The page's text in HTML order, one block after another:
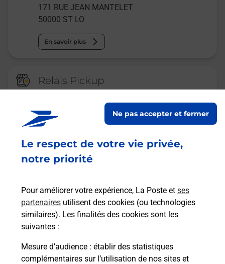
Le respect de votre vie privée,
notre priorité
Pour améliorer votre expérience, La Poste et ses
partenaires utilisent des cookies (ou technologies
similaires). Les finalités des cookies sont les
suivantes :
Mesure d’audience : établir des statistiques
complémentaires sur l’utilisation de nos sites et
Ne pas accepter et fermer
171 RUE JEAN MANTELET
50000 ST LO
En savoir plus
Relais Pickup
STATION SERVICE BAZIN
jusqu'à 19h30
1214 AVENUE DE PARIS
50000 ST LO
Malin !
La Poste
en ligne